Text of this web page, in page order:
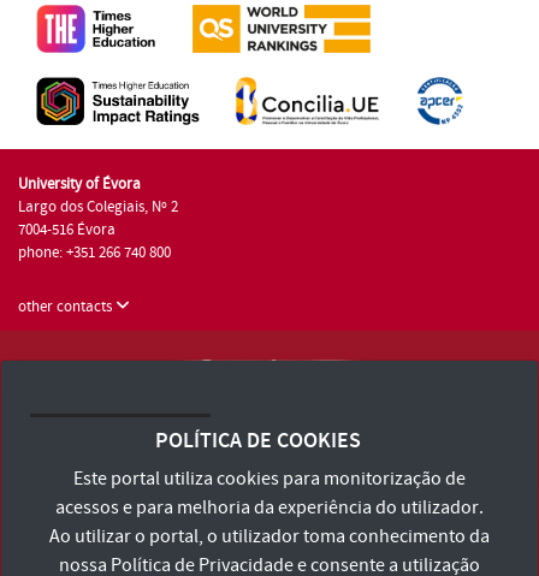
University of Évora
Largo dos Colegiais, Nº 2
7004-516 Évora
phone: +351 266 740 800
other contacts
Terms and Conditions and Privacy Policy
Accessibility Statement
POLÍTICA DE COOKIES
Este portal utiliza cookies para monitorização de
acessos e para melhoria da experiência do utilizador.
Ao utilizar o portal, o utilizador toma conhecimento da
nossa Política de Privacidadee consente a utilização